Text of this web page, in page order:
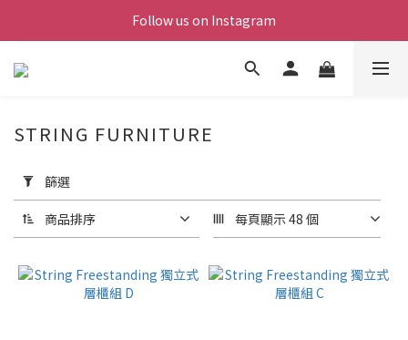
Follow us on Instagram
用
篩
選
(0/20)
價格
STRING FURNITURE
篩選
商品排序 每頁顯示 48 個